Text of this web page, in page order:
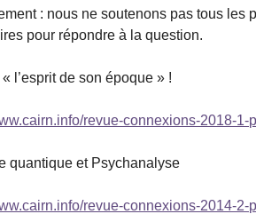
: nous ne soutenons pas tous les
pour répondre à la question.
l’esprit de son époque » !
revue-connexions-2018-1-
quantique et Psychanalyse
revue-connexions-2014-2-